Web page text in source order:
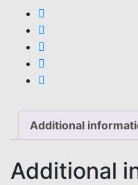
quantity
Additional
Additional